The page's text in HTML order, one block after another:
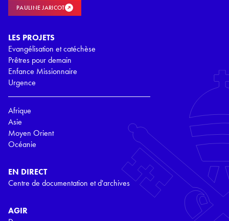
PAULINE JARICOT
LES PROJETS
Evangélisation et catéchèse
Prêtres pour demain
Enfance Missionnaire
Urgence
Afrique
Asie
Moyen Orient
Océanie
EN DIRECT
Centre de documentation et d'archives
AGIR